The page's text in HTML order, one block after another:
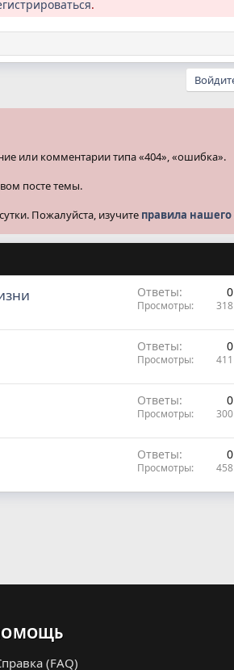
.
или комментарии типа «404», «ошибка».
посте темы.
Пожалуйста, изучите правила нашего
Ответы 0
Просмотры 318
Ответы 0
Просмотры 411
Ответы 0
Просмотры 300
Ответы 0
Просмотры 458
(FAQ)